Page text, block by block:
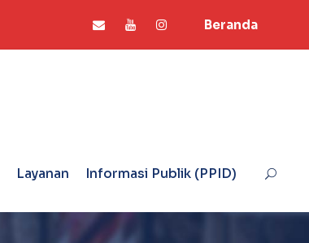
Beranda
Layanan Informasi Publik (PPID)